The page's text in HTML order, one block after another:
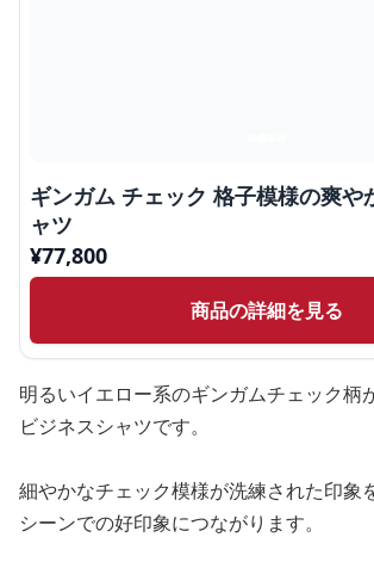
ギンガム チェック 格子模様の爽や
ャツ
¥77,800
商品の詳細を見る
明るいイエロー系のギンガムチェック柄
ビジネスシャツです。
細やかなチェック模様が洗練された印象
シーンでの好印象につながります。